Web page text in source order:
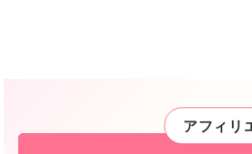
アフィリ